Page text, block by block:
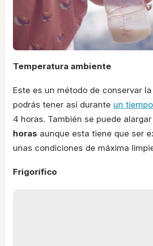
Temperatura ambiente
Este es un método de conservar
podrás tener así durante un tiempo
4 horas. También se puede
horas aunque esta tiene que ser
unas condiciones de máxima
Frigorífico